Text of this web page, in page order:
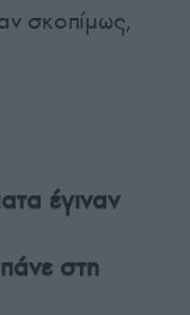
σκοπίμως,
έγιναν
στη